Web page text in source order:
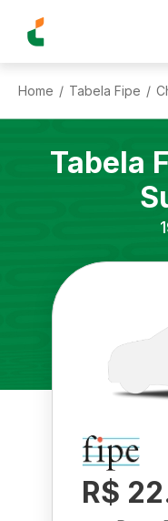
Home / Tabela Fipe /
Tabela
R$